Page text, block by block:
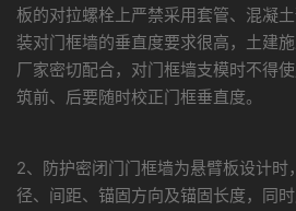
板的对拉螺栓上严禁采用套管、混凝
装对门框墙的垂直度要求很高，土建
厂家密切配合，对门框墙支模时不得
筑前、后要随时校正门框垂直度。
2、防护密闭门门框墙为悬臂板设计时
径、间距、锚固方向及锚固长度，同